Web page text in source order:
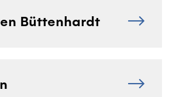
Büttenhardt